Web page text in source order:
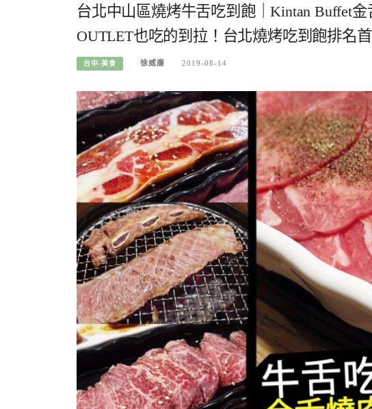
台北中山區燒烤牛舌吃到飽｜Kintan Buffet
OUTLET也吃的到拉！台北燒烤吃到飽排名
台中-美食 徐威廉 2019-08-14